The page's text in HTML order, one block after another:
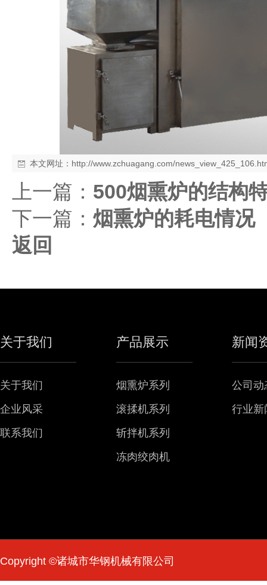
本文网址： http://www.zchuagang.com/
上一篇： 500烟熏炉的结构
下一篇： 烟熏炉的耗电情况
返回
关于我们
关于我们
企业风采
联系我们
产品展示
烟熏炉系列
滚揉机系列
斩拌机系列
冻肉绞肉机
新闻
公司动
行业新
Copyright ©诸城市华钢机械有限公司